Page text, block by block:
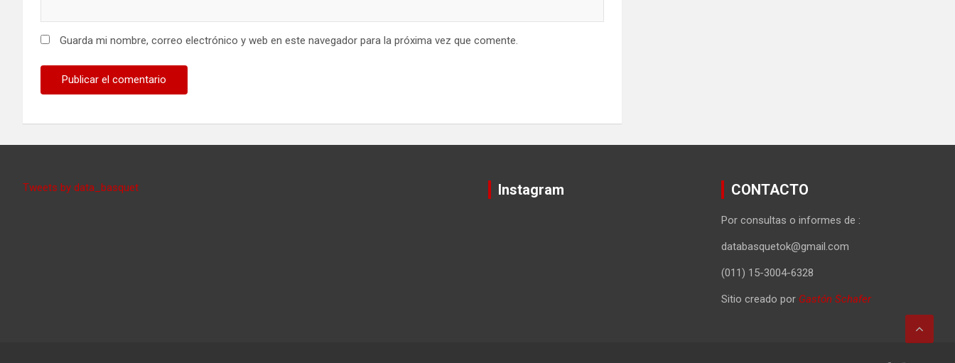
Guarda mi nombre, correo electrónico y web en este navegador para la próxima vez que comente.
Tweets by data_basquet Instagram CONTACTO
Por consultas o informes de :
databasquetok@gmail.com
(011) 15-3004-6328
Sitio creado por Gastón Schafer